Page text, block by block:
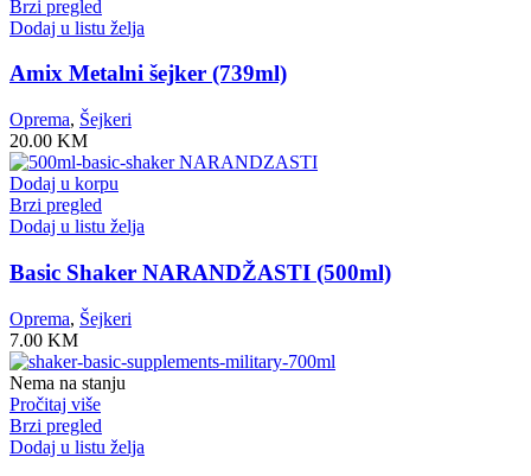
Brzi pregled
Dodaj u listu želja
Amix Metalni šejker (739ml)
Oprema, Šejkeri
20.00 KM
Dodaj u korpu
Brzi pregled
Dodaj u listu želja
Basic Shaker NARANDŽASTI (500ml)
Oprema, Šejkeri
7.00 KM
Nema na stanju
Pročitaj više
Brzi pregled
Dodaj u listu želja